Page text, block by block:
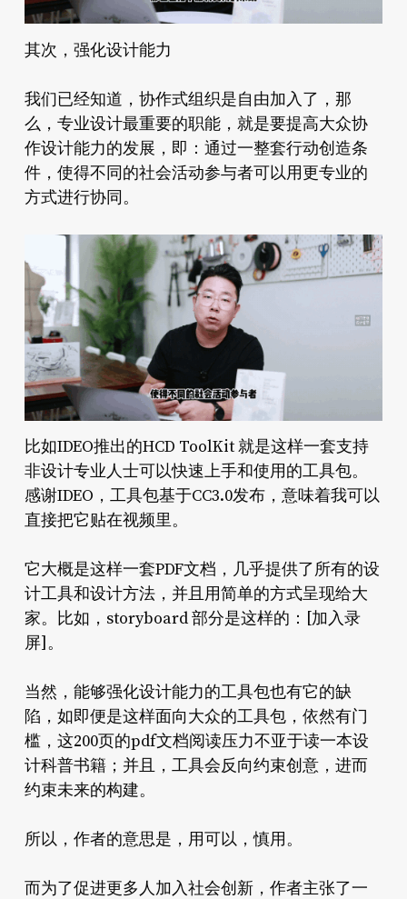
其次，强化设计能力
我们已经知道，协作式组织是自由加入了，那
么，专业设计最重要的职能，就是要提高大众协
作设计能力的发展，即：通过一整套行动创造条
件，使得不同的社会活动参与者可以用更专业的
方式进行协同。
比如IDEO推出的HCD ToolKit 就是这样一套支持
非设计专业人士可以快速上手和使用的工具包。
感谢IDEO，工具包基于CC3.0发布，意味着我可以
直接把它贴在视频里。
它大概是这样一套PDF文档，几乎提供了所有的设
计工具和设计方法，并且用简单的方式呈现给大
家。比如，storyboard 部分是这样的：[加入录
屏]。
当然，能够强化设计能力的工具包也有它的缺
陷，如即便是这样面向大众的工具包，依然有门
槛，这200页的pdf文档阅读压力不亚于读一本设
计科普书籍；并且，工具会反向约束创意，进而
约束未来的构建。
所以，作者的意思是，用可以，慎用。
而为了促进更多人加入社会创新，作者主张了一